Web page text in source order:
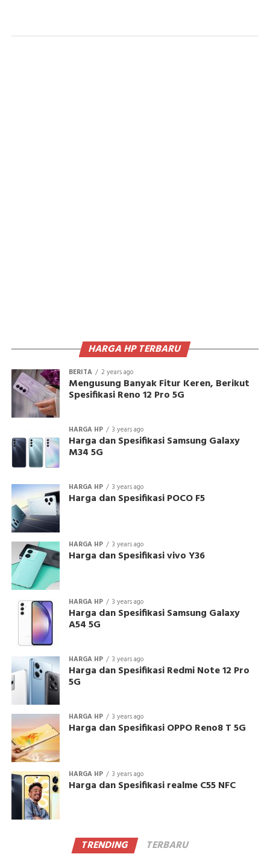
HARGA HP TERBARU
BERITA 2 years ago
Mengusung Banyak Fitur Keren, Berikut
Spesifikasi Reno 12 Pro 5G
HARGA HP 3 years ago
Harga dan Spesifikasi Samsung Galaxy
M34 5G
HARGA HP 3 years ago
Harga dan Spesifikasi POCO F5
HARGA HP 3 years ago
Harga dan Spesifikasi vivo Y36
HARGA HP 3 years ago
Harga dan Spesifikasi Samsung Galaxy
A54 5G
HARGA HP 3 years ago
Harga dan Spesifikasi Redmi Note 12 Pro
5G
HARGA HP 3 years ago
Harga dan Spesifikasi OPPO Reno8 T 5G
HARGA HP 3 years ago
Harga dan Spesifikasi realme C55 NFC
TRENDING TERBARU